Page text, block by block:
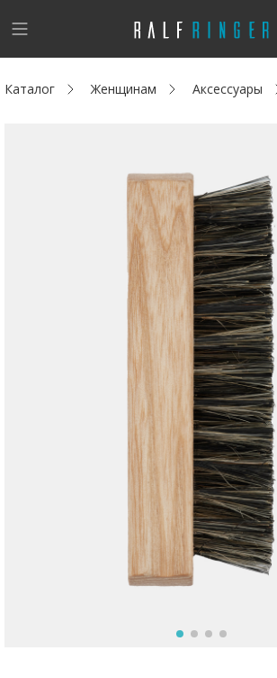
!
Новинки
Адреса магазинов
Да, все верно Изменить город
Возникли вопросы? - club@ralf.ru
Каталог Женщинам Аксессуары